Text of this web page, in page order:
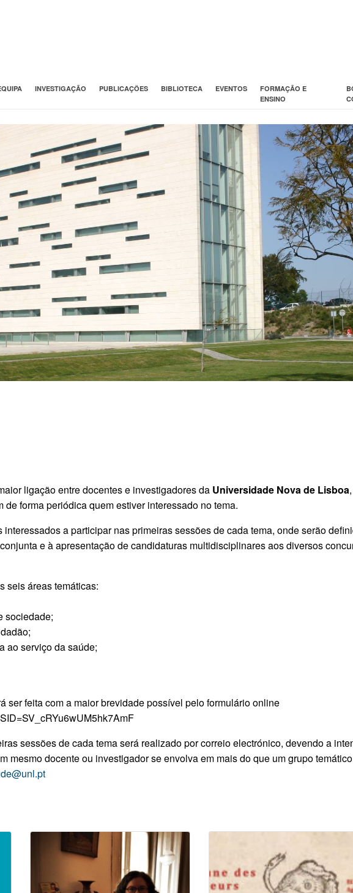
INVESTIGAÇÃO PUBLICAÇÕES BIBLIOTECA EVENTOS
FORMAÇÃO E
ENSINO
ligação entre docentes e investigadores da Universidade Nova de Lisboa
de forma periódica quem estiver interessado no tema.
a participar nas primeiras sessões de cada tema, onde serão
e à apresentação de candidaturas multidisciplinares aos diversos
seis áreas temáticas:
sociedade;
ao serviço da saúde;
ser feita com a maior brevidade possível pelo formulário online
sessões de cada tema será realizado por correio electrónico, devendo a
mesmo docente ou investigador se envolva em mais do que um grupo